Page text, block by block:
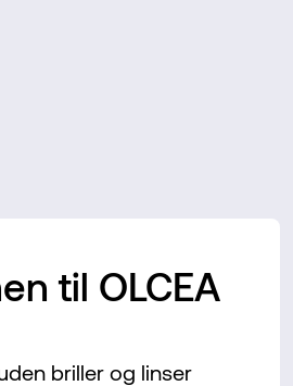
til OLCEA
briller og linser